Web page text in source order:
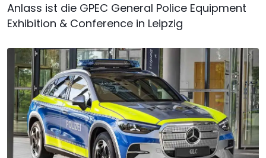
Anlass ist die GPEC General Police Equipment
Exhibition & Conference in Leipzig